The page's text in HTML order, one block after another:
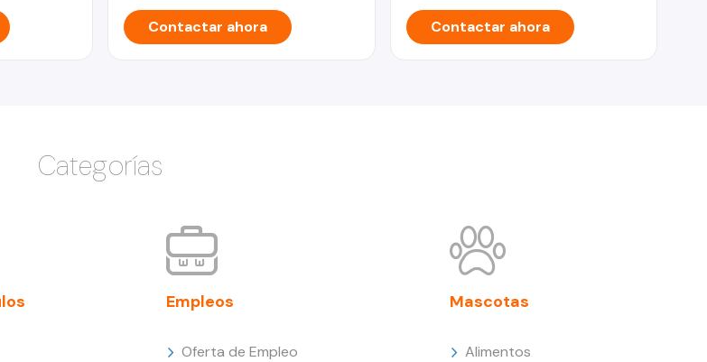
Contactar ahora Contactar ahora
Categorías
Empleos
Oferta de Empleo
Mascotas
Alimentos